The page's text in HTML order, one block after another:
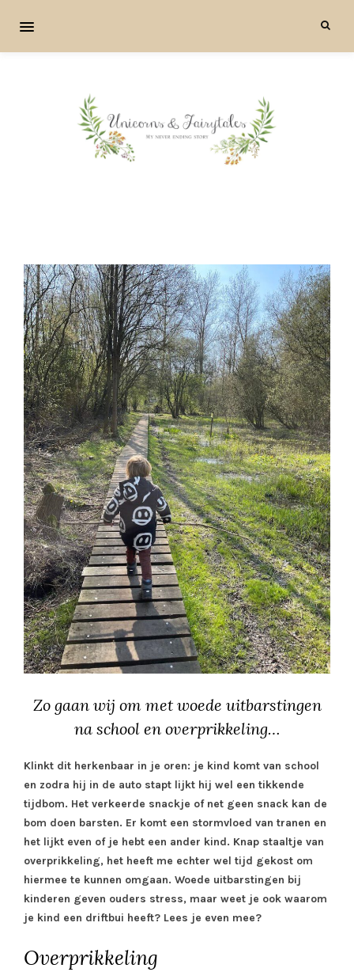
Zo gaan wij om met woede uitbarstingen
na school en overprikkeling…
Klinkt dit herkenbaar in je oren: je kind komt van school
en zodra hij in de auto stapt lijkt hij wel een tikkende
tijdbom. Het verkeerde snackje of net geen snack kan de
bom doen barsten. Er komt een stormvloed van tranen en
het lijkt even of je hebt een ander kind. Knap staaltje van
overprikkeling, het heeft me echter wel tijd gekost om
hiermee te kunnen omgaan. Woede uitbarstingen bij
kinderen geven ouders stress, maar weet je ook waarom
je kind een driftbui heeft? Lees je even mee?
Overprikkeling